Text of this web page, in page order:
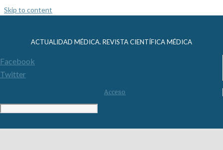
Skip to content
ACTUALIDAD MÉDICA. REVISTA CIENTÍFICA MÉDICA
Facebook
Twitter
Acceso